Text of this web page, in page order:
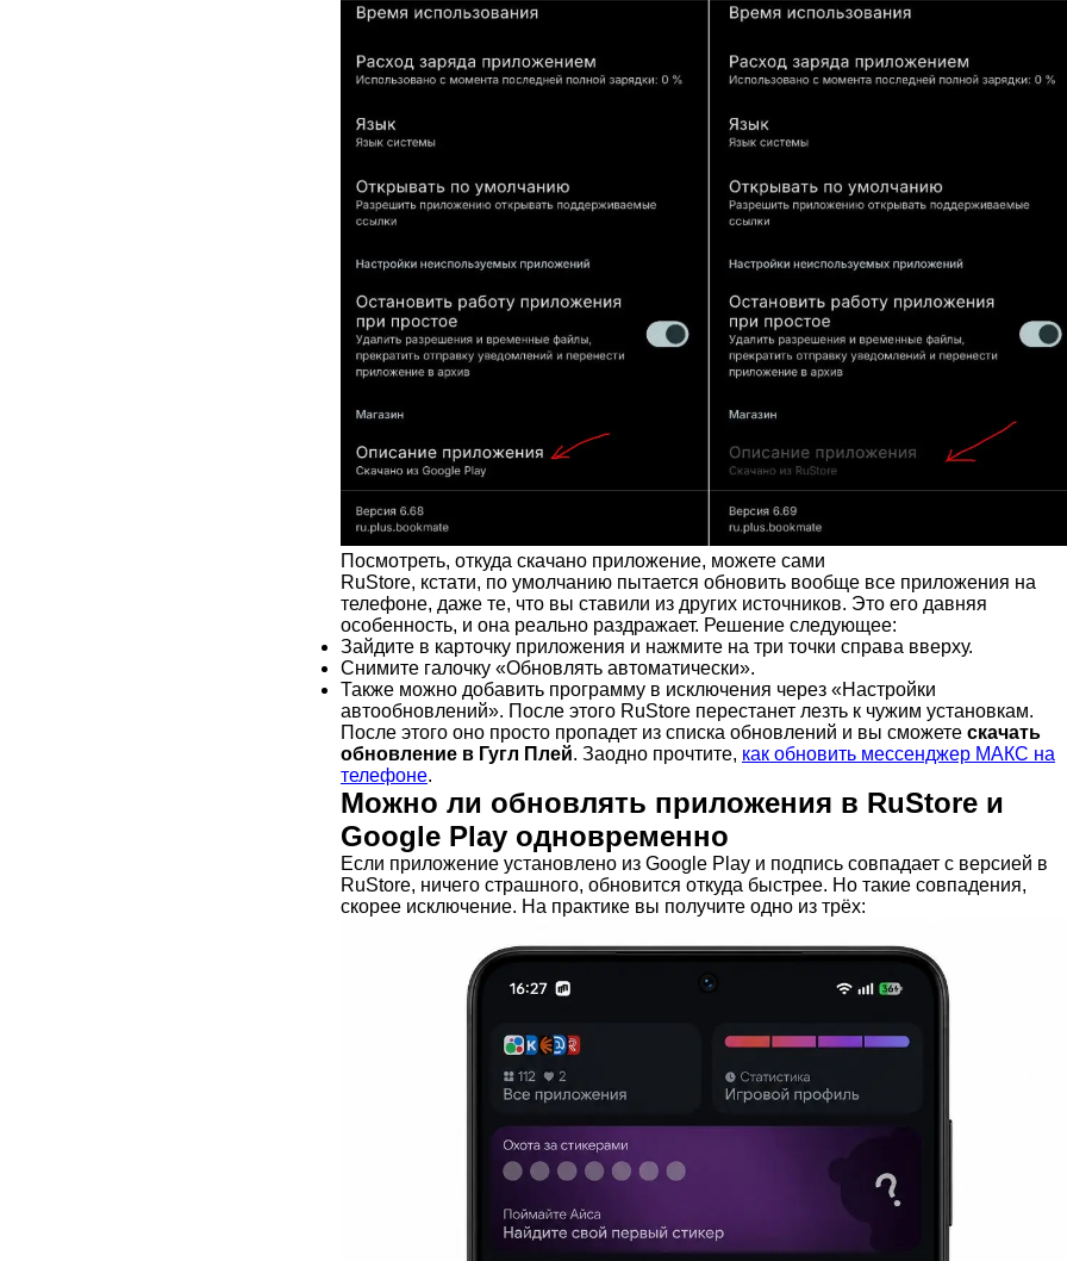
Посмотреть, откуда скачано приложение, можете сами
RuStore, кстати, по умолчанию пытается обновить вообще все приложения на
телефоне, даже те, что вы ставили из других источников. Это его давняя
особенность, и она реально раздражает. Решение следующее:
Зайдите в карточку приложения и нажмите на три точки справа вверху.
Снимите галочку «Обновлять автоматически».
Также можно добавить программу в исключения через «Настройки
автообновлений». После этого RuStore перестанет лезть к чужим установкам.
После этого оно просто пропадет из списка обновлений и вы сможете скачать
обновление в Гугл Плей. Заодно прочтите, как обновить мессенджер МАКС на
телефоне.
Можно ли обновлять приложения в RuStore и
Google Play одновременно
Если приложение установлено из Google Play и подпись совпадает с версией в
RuStore, ничего страшного, обновится откуда быстрее. Но такие совпадения,
скорее исключение. На практике вы получите одно из трёх: